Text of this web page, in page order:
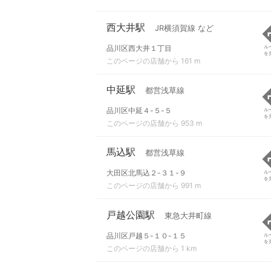
西大井駅 JR横須賀線 など
品川区西大井１丁目
このページの店舗から 161 m
ル
を
中延駅 都営浅草線
品川区中延４-５-５
このページの店舗から 953 m
ル
を
馬込駅 都営浅草線
大田区北馬込２-３１-９
このページの店舗から 991 m
ル
を
戸越公園駅 東急大井町線
品川区戸越５-１０-１５
このページの店舗から 1 km
ル
を